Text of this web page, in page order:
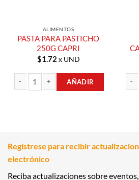
ALIMENTOS
PASTA PARA PASTICHO
250G CAPRI
$1.72 x UND
AÑADIR
Regístrese para recibir
electrónico
Reciba actualizaciones sobre